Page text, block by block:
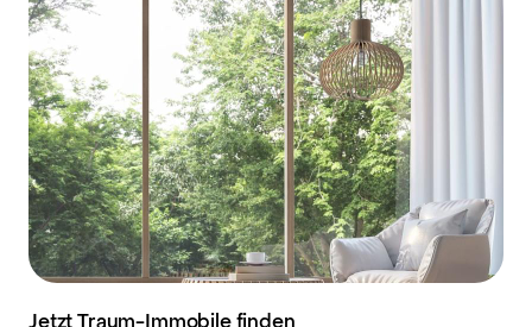
Jetzt Traum-Immobile finden